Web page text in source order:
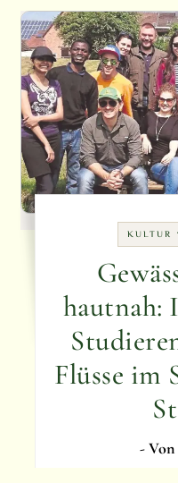
KULTUR
hautnah:
Flüsse im
- Von